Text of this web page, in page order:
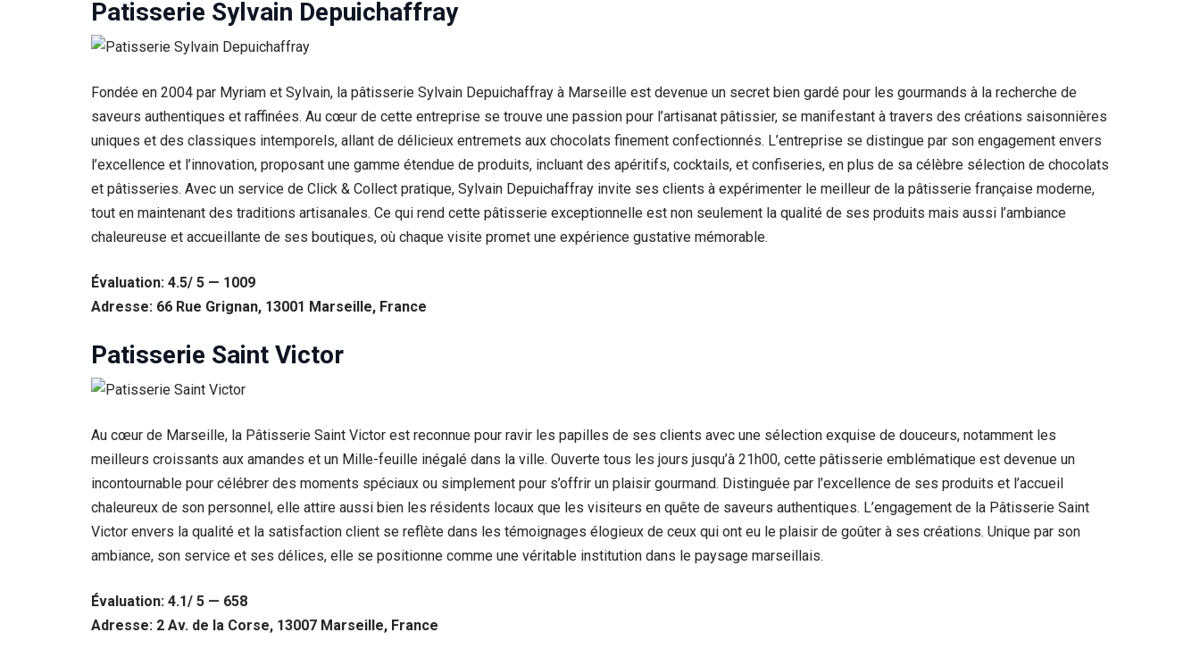
Patisserie Sylvain Depuichaffray
Fondée en 2004 par Myriam et Sylvain, la pâtisserie Sylvain Depuichaffray à Marseille est devenue un secret bien gardé pour les gourmands à la recherche de
saveurs authentiques et raffinées. Au cœur de cette entreprise se trouve une passion pour l’artisanat pâtissier, se manifestant à travers des créations saisonnières
uniques et des classiques intemporels, allant de délicieux entremets aux chocolats finement confectionnés. L’entreprise se distingue par son engagement envers
l’excellence et l’innovation, proposant une gamme étendue de produits, incluant des apéritifs, cocktails, et confiseries, en plus de sa célèbre sélection de chocolats
et pâtisseries. Avec un service de Click & Collect pratique, Sylvain Depuichaffray invite ses clients à expérimenter le meilleur de la pâtisserie française moderne,
tout en maintenant des traditions artisanales. Ce qui rend cette pâtisserie exceptionnelle est non seulement la qualité de ses produits mais aussi l’ambiance
chaleureuse et accueillante de ses boutiques, où chaque visite promet une expérience gustative mémorable.
Évaluation: 4.5/ 5 — 1009
Adresse: 66 Rue Grignan, 13001 Marseille, France
Patisserie Saint Victor
Au cœur de Marseille, la Pâtisserie Saint Victor est reconnue pour ravir les papilles de ses clients avec une sélection exquise de douceurs, notamment les
meilleurs croissants aux amandes et un Mille-feuille inégalé dans la ville. Ouverte tous les jours jusqu’à 21h00, cette pâtisserie emblématique est devenue un
incontournable pour célébrer des moments spéciaux ou simplement pour s’offrir un plaisir gourmand. Distinguée par l’excellence de ses produits et l’accueil
chaleureux de son personnel, elle attire aussi bien les résidents locaux que les visiteurs en quête de saveurs authentiques. L’engagement de la Pâtisserie Saint
Victor envers la qualité et la satisfaction client se reflète dans les témoignages élogieux de ceux qui ont eu le plaisir de goûter à ses créations. Unique par son
ambiance, son service et ses délices, elle se positionne comme une véritable institution dans le paysage marseillais.
Évaluation: 4.1/ 5 — 658
Adresse: 2 Av. de la Corse, 13007 Marseille, France